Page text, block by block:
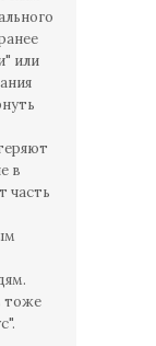
или
в
часть
тоже